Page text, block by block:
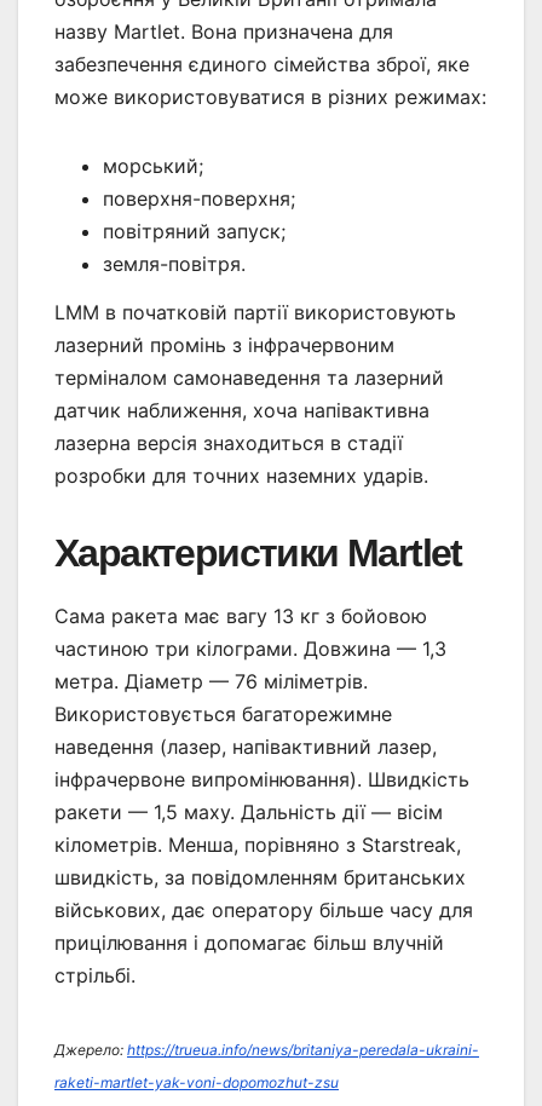
назву Martlet. Вона призначена для
забезпечення єдиного сімейства зброї, яке
може використовуватися в різних режимах:
морський;
поверхня-поверхня;
повітряний запуск;
земля-повітря.
LMM в початковій партії використовують
лазерний промінь з інфрачервоним
терміналом самонаведення та лазерний
датчик наближення, хоча напівактивна
лазерна версія знаходиться в стадії
розробки для точних наземних ударів.
Характеристики Martlet
Сама ракета має вагу 13 кг з бойовою
частиною три кілограми. Довжина — 1,3
метра. Діаметр — 76 міліметрів.
Використовується багаторежимне
наведення (лазер, напівактивний лазер,
інфрачервоне випромінювання). Швидкість
ракети — 1,5 маху. Дальність дії — вісім
кілометрів. Менша, порівняно з Starstreak,
швидкість, за повідомленням британських
військових, дає оператору більше часу для
прицілювання і допомагає більш влучній
стрільбі.
Джерело: https://trueua.info/news/britaniya-peredala-ukraini-
raketi-martlet-yak-voni-dopomozhut-zsu